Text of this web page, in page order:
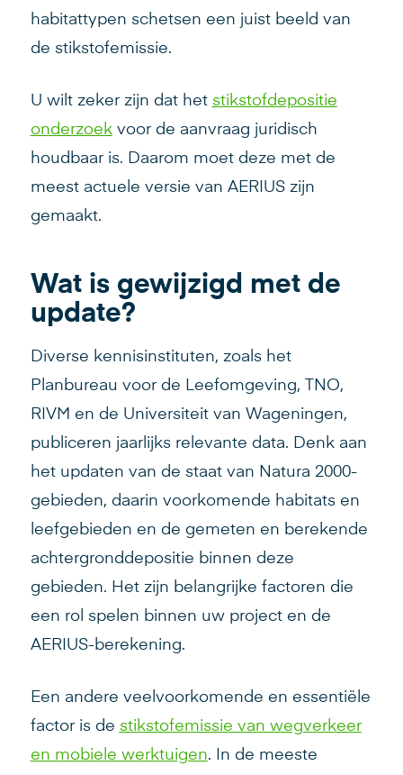
habitattypen schetsen een juist beeld van
de stikstofemissie.
U wilt zeker zijn dat het stikstofdepositie
onderzoekvoor de aanvraag juridisch
houdbaar is. Daarom moet deze met de
meest actuele versie van AERIUS zijn
gemaakt.
Wat is gewijzigd met de
update?
Diverse kennisinstituten, zoals het
Planbureau voor de Leefomgeving, TNO,
RIVM en de Universiteit van Wageningen,
publiceren jaarlijks relevante data. Denk aan
het updaten van de staat van Natura 2000-
gebieden, daarin voorkomende habitats en
leefgebieden en de gemeten en berekende
achtergronddepositie binnen deze
gebieden. Het zijn belangrijke factoren die
een rol spelen binnen uw project en de
AERIUS-berekening.
Een andere veelvoorkomende en essentiële
factor is de stikstofemissie van wegverkeer
en mobiele werktuigen. In de meeste